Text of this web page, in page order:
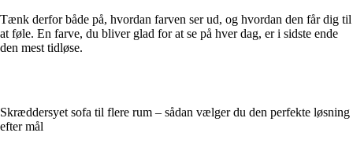
Tænk derfor både på, hvordan farven ser ud, og hvordan den får dig til
at føle. En farve, du bliver glad for at se på hver dag, er i sidste ende
den mest tidløse.
Skræddersyet sofa til flere rum – sådan vælger du den perfekte løsning
efter mål